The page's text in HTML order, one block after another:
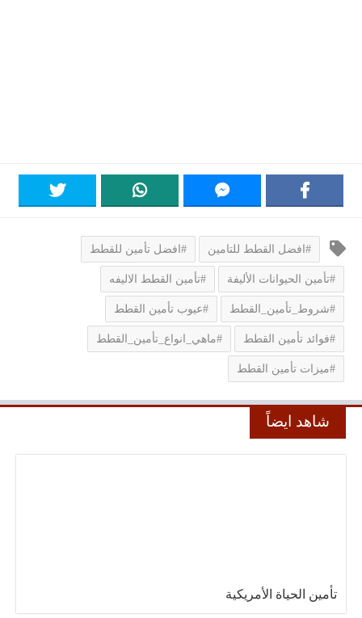
#افضل القطط للتامين #افضل تأمين للقطط
#تأمين الحيوانات الأليفة #تأمين القطط الاليفه
#شروط_تأمين_القطط #عيوب تأمين القطط
#فوائد تأمين القطط #ماهي_انواع_تأمين_القطط
#ميزات تأمين القطط
شاهد ايضاً
تأمين الحياة الأمريكية